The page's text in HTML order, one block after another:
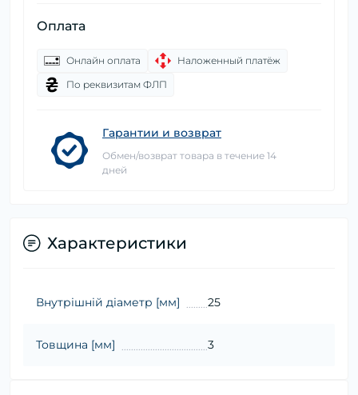
Оплата
Онлайн оплата
Наложенный платёж
По реквизитам ФЛП
Гарантии и возврат
Обмен/возврат товара в течение 14
дней
Характеристики
Внутрішній діаметр [мм] 25
Товщина [мм] 3